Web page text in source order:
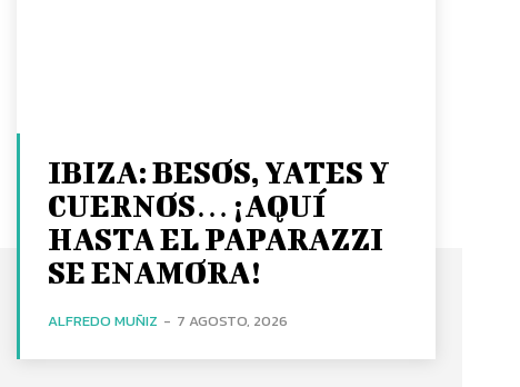
IBIZA: BESOS, YATES Y
CUERNOS… ¡AQUÍ
HASTA EL PAPARAZZI
SE ENAMORA!
ALFREDO MUÑIZ - 7 AGOSTO, 2026